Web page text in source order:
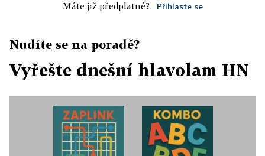
Máte již předplatné? Přihlaste se
Nudíte se na poradě?
Vyřešte dnešní hlavolam HN